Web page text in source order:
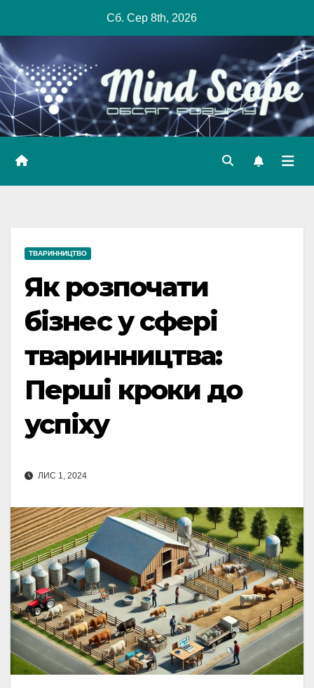
content
Сб. Сер 8th, 2026
ТВАРИННИЦТВО
Як розпочати
бізнес у сфері
тваринництва:
Перші кроки до
успіху
ЛИС 1, 2024